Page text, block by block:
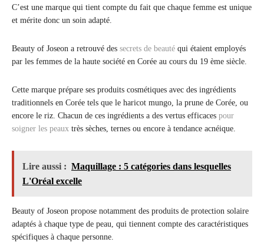
C’est une marque qui tient compte du fait que chaque femme est unique
et mérite donc un soin adapté.
Beauty of Joseon a retrouvé des secrets de beauté qui étaient employés
par les femmes de la haute société en Corée au cours du 19 ème siècle.
Cette marque prépare ses produits cosmétiques avec des ingrédients
traditionnels en Corée tels que le haricot mungo, la prune de Corée, ou
encore le riz. Chacun de ces ingrédients a des vertus efficaces pour
soigner les peaux très sèches, ternes ou encore à tendance acnéique.
Lire aussi : Maquillage : 5 catégories dans lesquelles
L'Oréal excelle
Beauty of Joseon propose notamment des produits de protection solaire
adaptés à chaque type de peau, qui tiennent compte des caractéristiques
spécifiques à chaque personne.